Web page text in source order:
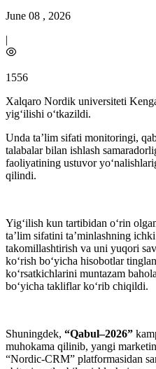
June 08 , 2026
|
1556
Xalqaro Nordik universiteti
yig‘ilishi o‘tkazildi.
Unda ta’lim sifati monitoringi,
talabalar bilan ishlash
faoliyatining ustuvor
qilindi.
Yig‘ilish kun tartibidan o‘rin
ta’lim sifatini ta’minlashning
takomillashtirish va uni yuqori
ko‘rish bo‘yicha hisobotlar
ko‘rsatkichlarini muntazam
bo‘yicha takliflar ko‘rib chiqildi.
Shuningdek, “Qabul–2026”
muhokama qilinib, yangi
“Nordic-CRM” platformasidan